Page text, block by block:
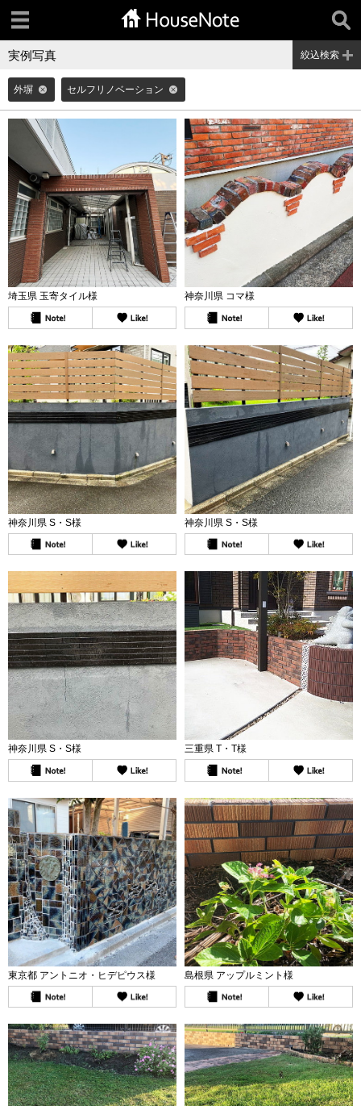
実例写真 絞込検索
外塀 セルフリノベーション
埼玉県 玉寄タイル様 神奈川県 コマ様
神奈川県 S・S様 神奈川県 S・S様
神奈川県 S・S様 三重県 T・T様
東京都 アントニオ・ヒデピウス様 島根県 アップルミント様